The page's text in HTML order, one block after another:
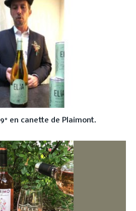
en canette de Plaimont.